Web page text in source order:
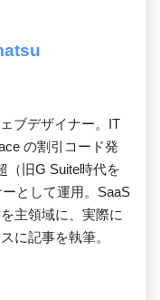
ブデザイナー。IT
の割引コード発
（旧G Suite時代を
として運用。SaaS
主領域に、実際に
に記事を執筆。